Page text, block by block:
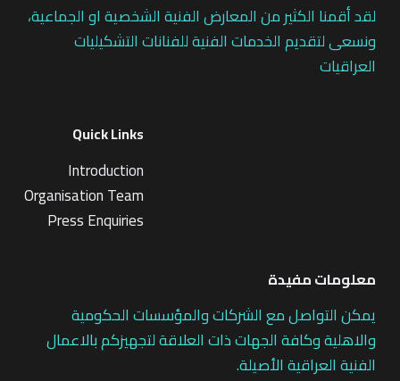
لقد أقمنا الكثير من المعارض الفنية الشخصية او الجماعية،
ونسعى لتقديم الخدمات الفنية للفنانات التشكيليات
العراقيات
Quick Links
Introduction
Organisation Team
Press Enquiries
معلومات مفيدة
يمكن التواصل مع الشركات والمؤسسات الحكومية
والاهلية وكافة الجهات ذات العلاقة لتجهيزكم بالاعمال
الفنية العراقية الأصيلة.